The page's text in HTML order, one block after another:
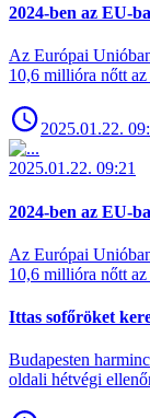
2024-ben az EU-
Az Európai
10,6 millióra nőtt
2025.01.22.
2025.01.22. 09:21
2024-ben az EU-
Az Európai
10,6 millióra nőtt
Ittas sofőröket
Budapesten
oldali hétvégi